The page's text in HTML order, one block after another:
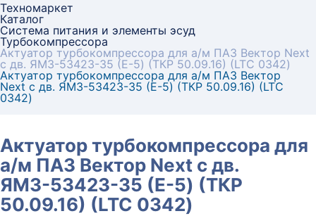
Техномаркет
Каталог
Система питания и элементы эсуд
Турбокомпрессора
Актуатор турбокомпрессора для а/м ПАЗ Вектор Next
с дв. ЯМЗ-53423-35 (E-5) (ТКР 50.09.16) (LTC 0342)
Актуатор турбокомпрессора для а/м ПАЗ Вектор
Next с дв. ЯМЗ-53423-35 (E-5) (ТКР 50.09.16) (LTC
0342)
Актуатор турбокомпрессора для
а/м ПАЗ Вектор Next с дв.
ЯМЗ-53423-35 (E-5) (ТКР
50.09.16) (LTC 0342)